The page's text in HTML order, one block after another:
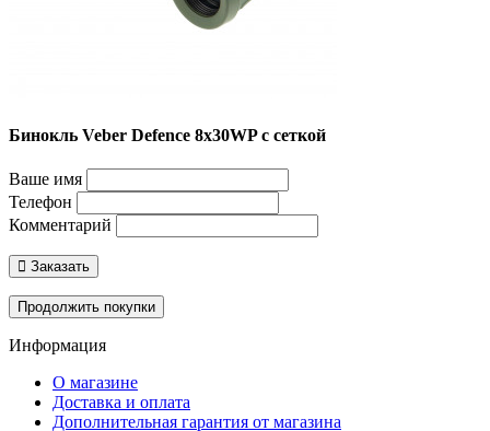
Бинокль Veber Defence 8x30WP с сеткой
Ваше имя
Телефон
Комментарий
Заказать
Продолжить покупки
Информация
О магазине
Доставка и оплата
Дополнительная гарантия от магазина